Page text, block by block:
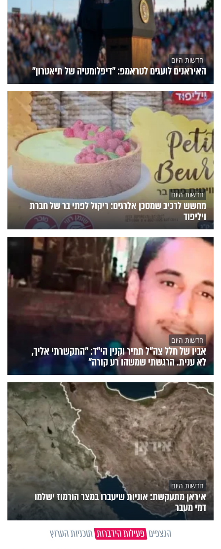
חדשות היום
האיראנים לועגים לטראמפ: "דיפלומטיה של תיאטרון"
חדשות היום
מחשש לרכיב שמסכן אלרגים: ריקול לפתי בר של חברת
ויליפוד
חדשות היום
אביו של חלל צה"ל תמיר וקנין הי"ד: "התקשרתי אליך,
לא ענית. הרגשתי שמשהו רע קורה"
חדשות היום
איראן מתעקשת: אוניות שיעברו במצר הורמוז ישלמו
דמי מעבר
הנצפים פעילות הידברות תוכניות הערוץ